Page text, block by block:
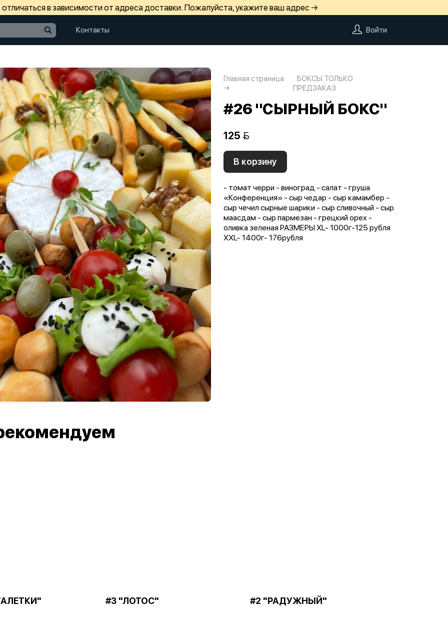
в зависимости от адреса доставки. Пожалуйста, укажите ваш адрес →
Контакты Войти
Главная страница
БОКСЫ ТОЛЬКО
ПРЕДЗАКАЗ
#26 "СЫРНЫЙ БОКС"
125 
В корзину
- томат черри - виноград - салат - груша
«Конференция» - сыр чедар - сыр камамбер -
сыр чечил сырные шарики - сыр сливочный - сыр
маасдам - сыр пармезан - грецкий орех -
оливка зеленая РАЗМЕРЫ XL- 1000г-125 рубля
XXL- 1400г- 176рубля
#3 "ЛОТОС" #2 "РАДУЖНЫЙ"